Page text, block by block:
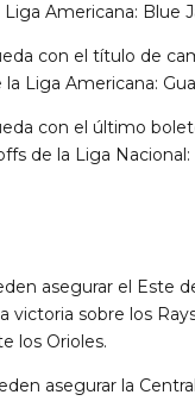
Americana: Blue
con el título de
Liga Americana:
con el último
de la Liga
asegurar el Este
victoria sobre los
los Orioles.
asegurar la